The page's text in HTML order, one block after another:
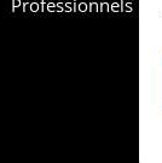
Professionnels